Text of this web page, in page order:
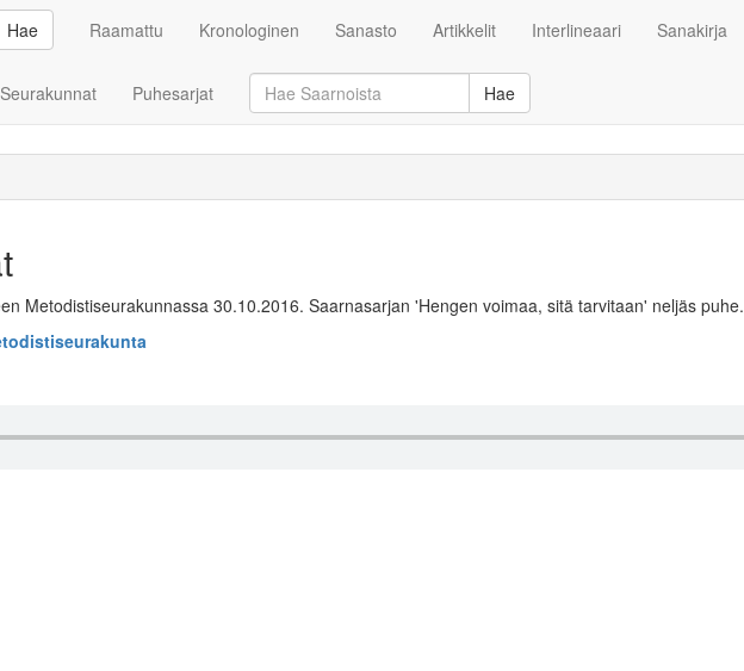
Hae Raamattu Kronologinen Sanasto Artikkelit Interlineaari Sanakirja
Seurakunnat Puhesarjat Hae
Metodistiseurakunnassa 30.10.2016. Saarnasarjan 'Hengen voimaa, sitä tarvitaan' neljäs puhe.